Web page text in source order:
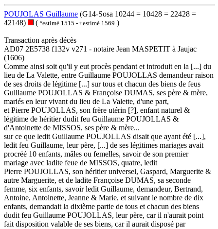
POUJOLAS Guillaume (G14-Sosa 10244 = 10428 = 22428 =
42148)
( °estimé 1515 - †estimé 1569 )
Transaction après décès
AD07 2E5738 f132v v271 - notaire Jean MASPETIT à Jaujac
(1606)
Comme ainsi soit qu'il y eut procès pendant et introduit en la [...] du
lieu de La Valette, entre Guillaume POUJOLLAS demandeur raison
de ses droits de légitime [...] sur tous et chacun des biens de feus
Guillaume POUJOLLAS & Françoise DUMAS, ses père & mère,
mariés en leur vivant du lieu de La Valette, d'une part,
et Pierre POUJOLLAS, son frère utérin [?], enfant naturel &
légitime de héritier dudit feu Guillaume POUJOLLAS &
d'Antoinette de MISSOS, ses père & mère...
sur ce que ledit Guillaume POUJOLLAS disait que ayant été [...],
ledit feu Guillaume, leur père, [...] de ses légitimes mariages avait
procréé 10 enfants, mâles ou femelles, savoir de son premier
mariage avec ladite feue de MISSOS, quatre, ledit
Pierre POUJOLLAS, son héritier universel, Gaspard, Marguerite &
autre Marguerite, et de ladite Françoise DUMAS, sa seconde
femme, six enfants, savoir ledit Guillaume, demandeur, Bertrand,
Antoine, Antoinette, Jeanne & Marie, et suivant le nombre de dix
enfants, demandait la dixième partie de tous et chacun des biens
dudit feu Guillaume POUJOLLAS, leur père, car il n'aurait point
fait disposition valable de ses biens, car il aurait disposé par